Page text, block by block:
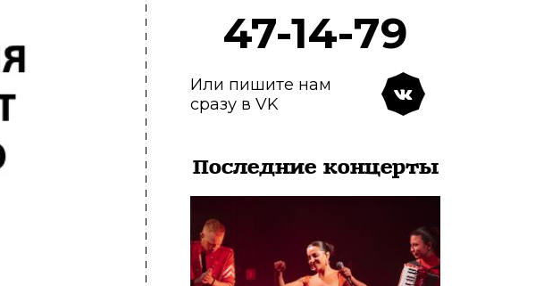
47-14-79
Или пишите нам
сразу в VK
Последние концерты